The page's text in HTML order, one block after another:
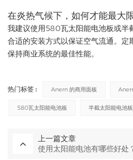
在炎热气候下，如何才能最大
我建议使用580瓦太阳能电池板或半
合适的安装方式以保证空气流通。定
保持商业系统的最佳性能。
热门标签 : Anern 的商用面板
580瓦太阳能电池板 半截太阳能电池板
上一篇文章
使用太阳能电池有哪些好处